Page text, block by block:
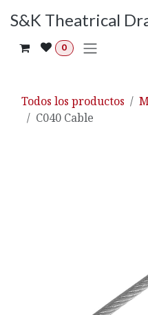
S&K Theatrical
0
Todos los productos
C040 Cable